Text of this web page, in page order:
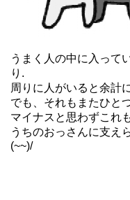
うまく人の中に入って
り.
周りに人がいると余計
でも、それもまたひと
マイナスと思わずこれ
うちのおっさんに支え
(~~)/